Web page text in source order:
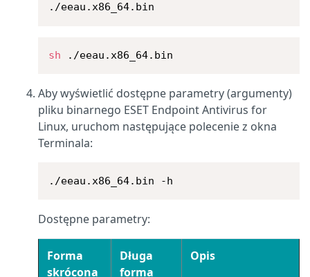
./eeau.x86_64.bin
sh ./eeau.x86_64.bin
Aby wyświetlić dostępne parametry (argumenty)
pliku binarnego ESET Endpoint Antivirus for
Linux, uruchom następujące polecenie z okna
Terminala:
./eeau.x86_64.bin -h
Dostępne parametry:
Forma
skrócona
Długa
forma
Opis